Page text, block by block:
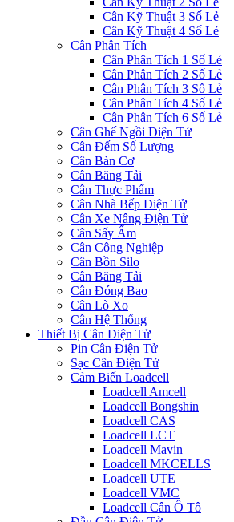
Cân Kỹ Thuật 3 Số Lẻ
Cân Kỹ Thuật 4 Số Lẻ
Cân Phân Tích
Cân Phân Tích 1 Số Lẻ
Cân Phân Tích 2 Số Lẻ
Cân Phân Tích 3 Số Lẻ
Cân Phân Tích 4 Số Lẻ
Cân Phân Tích 6 Số Lẻ
Cân Ghế Ngồi Điện Tử
Cân Đếm Số Lượng
Cân Bàn Cơ
Cân Băng Tải
Cân Thực Phẩm
Cân Nhà Bếp Điện Tử
Cân Xe Nâng Điện Tử
Cân Sấy Ẩm
Cân Công Nghiệp
Cân Bồn Silo
Cân Băng Tải
Cân Đóng Bao
Cân Lò Xo
Cân Hệ Thống
Thiết Bị Cân Điện Tử
Pin Cân Điện Tử
Sạc Cân Điện Tử
Cảm Biến Loadcell
Loadcell Amcell
Loadcell Bongshin
Loadcell CAS
Loadcell LCT
Loadcell Mavin
Loadcell MKCELLS
Loadcell UTE
Loadcell VMC
Loadcell Cân Ô Tô